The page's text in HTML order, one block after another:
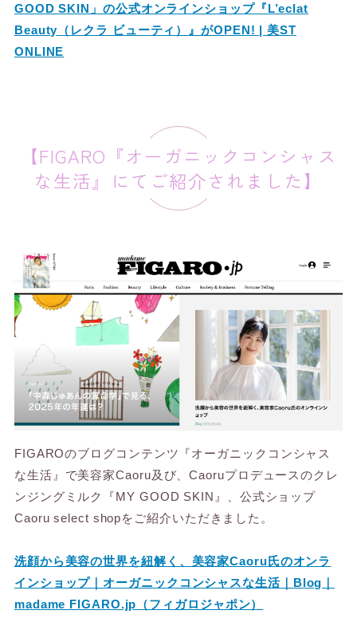
GOOD SKIN」の公式オンラインショップ『L’eclat
Beauty（レクラ ビューティ）』がOPEN! | 美ST
ONLINE
【FIGARO『オーガニックコンシャス
な生活』にてご紹介されました】
FIGAROのブログコンテンツ『オーガニックコンシャス
な生活』で美容家Caoru及び、Caoruプロデュースのクレ
ンジングミルク『MY GOOD SKIN』、公式ショップ
Caoru select shopをご紹介いただきました。
洗顔から美容の世界を紐解く、美容家Caoru氏のオンラ
インショップ｜オーガニックコンシャスな生活｜Blog｜
madame FIGARO.jp（フィガロジャポン）